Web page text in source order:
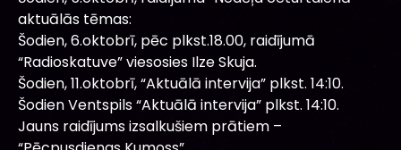
aktuālās tēmas:
Šodien, 6.oktobrī, pēc plkst.18.00, raidījumā
“Radioskatuve” viesosies Ilze Skuja.
Šodien, 11.oktobrī, “Aktuālā intervija” plkst. 14:10.
Šodien Ventspils “Aktuālā intervija” plkst. 14:10.
Jauns raidījums izsalkušiem prātiem –